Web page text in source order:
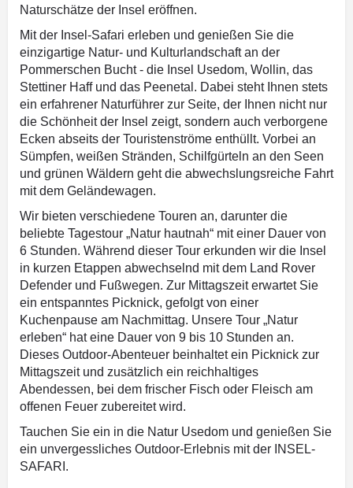
Naturschätze der Insel eröffnen.
Mit der Insel-Safari erleben und genießen Sie die
einzigartige Natur- und Kulturlandschaft an der
Pommerschen Bucht - die Insel Usedom, Wollin, das
Stettiner Haff und das Peenetal. Dabei steht Ihnen stets
ein erfahrener Naturführer zur Seite, der Ihnen nicht nur
die Schönheit der Insel zeigt, sondern auch verborgene
Ecken abseits der Touristenströme enthüllt. Vorbei an
Sümpfen, weißen Stränden, Schilfgürteln an den Seen
und grünen Wäldern geht die abwechslungsreiche Fahrt
mit dem Geländewagen.
Wir bieten verschiedene Touren an, darunter die
beliebte Tagestour „Natur hautnah“ mit einer Dauer von
6 Stunden. Während dieser Tour erkunden wir die Insel
in kurzen Etappen abwechselnd mit dem Land Rover
Defender und Fußwegen. Zur Mittagszeit erwartet Sie
ein entspanntes Picknick, gefolgt von einer
Kuchenpause am Nachmittag. Unsere Tour „Natur
erleben“ hat eine Dauer von 9 bis 10 Stunden an.
Dieses Outdoor-Abenteuer beinhaltet ein Picknick zur
Mittagszeit und zusätzlich ein reichhaltiges
Abendessen, bei dem frischer Fisch oder Fleisch am
offenen Feuer zubereitet wird.
Tauchen Sie ein in die Natur Usedom und genießen Sie
ein unvergessliches Outdoor-Erlebnis mit der INSEL-
SAFARI.